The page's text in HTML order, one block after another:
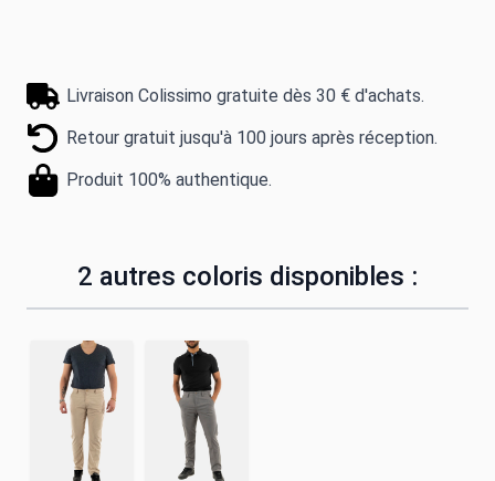
Livraison Colissimo gratuite dès 30 € d'achats.
Retour gratuit jusqu'à 100 jours après réception.
Produit 100% authentique.
2 autres coloris disponibles :